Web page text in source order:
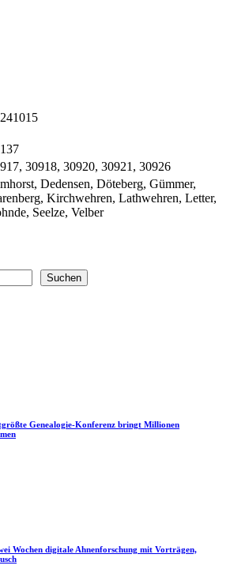
30918, 30920, 30921, 30926
Dedensen, Döteberg, Gümmer,
Kirchwehren, Lathwehren, Letter,
Seelze, Velber
Suchen
Genealogie-Konferenz bringt Millionen
Wochen digitale Ahnenforschung mit Vorträgen,